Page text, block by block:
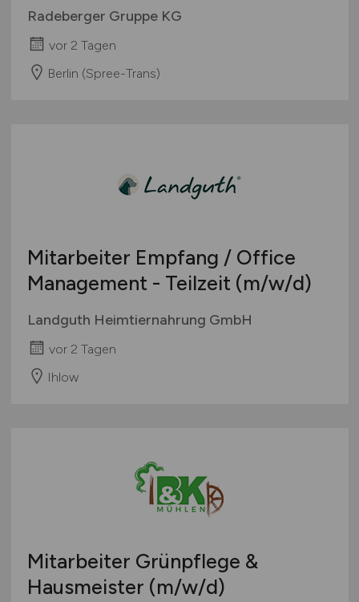
Radeberger Gruppe KG
vor 2 Tagen
Berlin (Spree-Trans)
Mitarbeiter Empfang / Office
Management - Teilzeit (m/w/d)
Landguth Heimtiernahrung GmbH
vor 2 Tagen
Ihlow
Mitarbeiter Grünpflege &
Hausmeister (m/w/d)